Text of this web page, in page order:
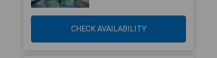
CHECK AVAILABILITY